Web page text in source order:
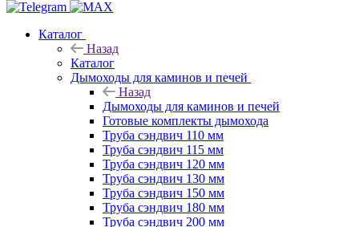
Каталог
Назад
Каталог
Дымоходы для каминов и печей
Назад
Дымоходы для каминов и печей
Готовые комплекты дымохода
Труба сэндвич 110 мм
Труба сэндвич 115 мм
Труба сэндвич 120 мм
Труба сэндвич 130 мм
Труба сэндвич 150 мм
Труба сэндвич 180 мм
Труба сэндвич 200 мм